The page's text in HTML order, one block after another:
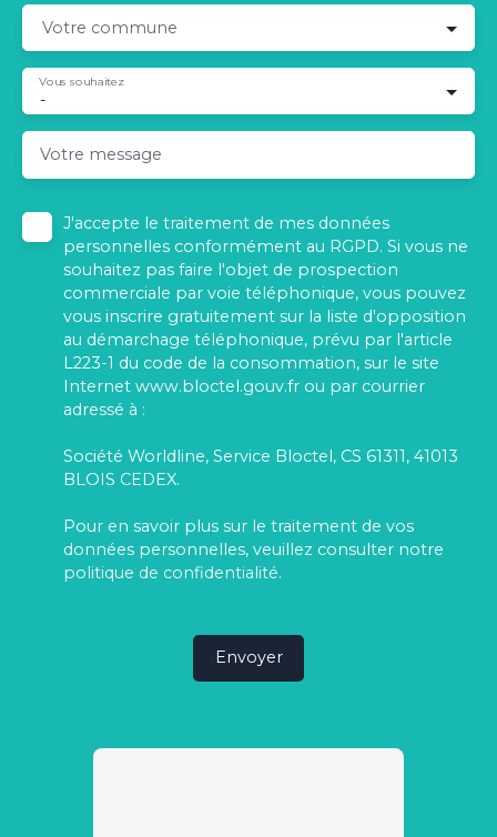
Votre commune
-
Vous souhaitez
Votre message
J'accepte le traitement de mes données
personnelles conformément au RGPD. Si vous ne
souhaitez pas faire l'objet de prospection
commerciale par voie téléphonique, vous pouvez
vous inscrire gratuitement sur la liste d'opposition
au démarchage téléphonique, prévu par l'article
L223-1 du code de la consommation, sur le site
Internet www.bloctel.gouv.fr ou par courrier
adressé à :
Société Worldline, Service Bloctel, CS 61311, 41013
BLOIS CEDEX.
Pour en savoir plus sur le traitement de vos
données personnelles, veuillez consulter notre
politique de confidentialité.
Envoyer